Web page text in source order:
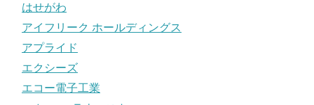
はせがわ
アイフリーク ホールディングス
アプライド
エクシーズ
エコー電子工業